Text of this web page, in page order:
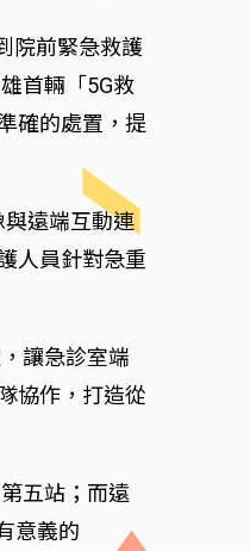
院前緊急救護
首輛「5G救
確的處置，提
遠端互動連
人員針對急重
讓急診室端
協作，打造從
五站；而遠
意義的